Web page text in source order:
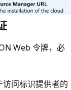
Web 令牌，必
访问标识提供者的